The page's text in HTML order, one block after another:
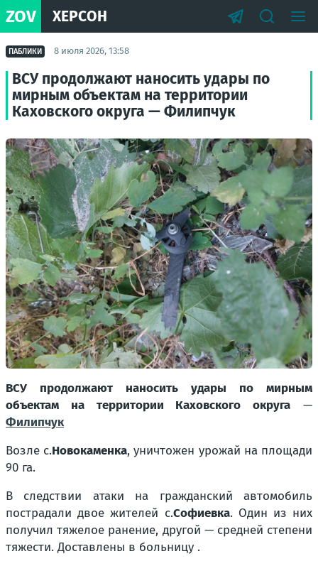
ZOV ХЕРСОН
ПАБЛИКИ 8 июля 2026, 13:58
ВСУ продолжают наносить удары по
мирным объектам на территории
Каховского округа — Филипчук
ВСУ продолжают наносить удары по мирным
объектам на территории Каховского округа —
Филипчук
Возле с.Новокаменка, уничтожен урожай на площади
90 га.
В следствии атаки на гражданский автомобиль
пострадали двое жителей с.Софиевка. Один из них
получил тяжелое ранение, другой — средней степени
тяжести. Доставлены в больницу .